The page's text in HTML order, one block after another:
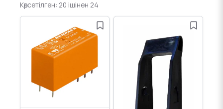
Көрсетілген: 20 ішінен 24